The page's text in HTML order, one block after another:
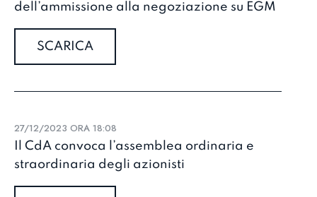
dell’ammissione alla negoziazione su EGM
SCARICA
27/12/2023 ORA 18:08
Il CdA convoca l’assemblea ordinaria e
straordinaria degli azionisti